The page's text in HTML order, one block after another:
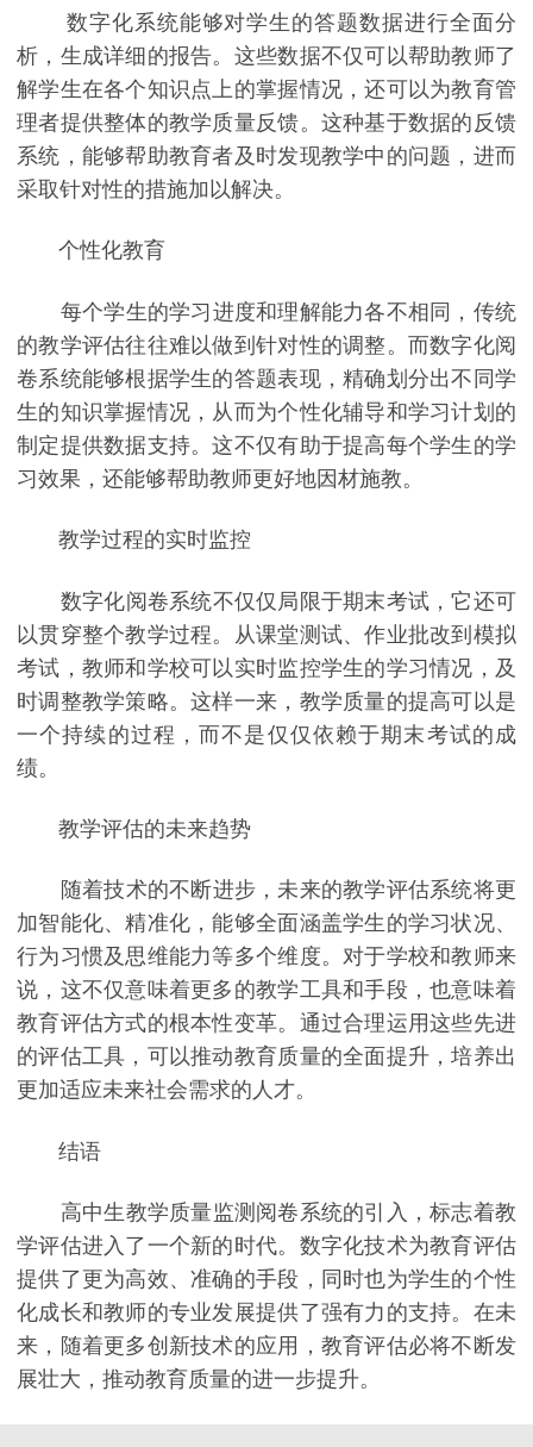
数字化系统能够对学生的答题数据进行全面分
析，生成详细的报告。这些数据不仅可以帮助教师了
解学生在各个知识点上的掌握情况，还可以为教育管
理者提供整体的教学质量反馈。这种基于数据的反馈
系统，能够帮助教育者及时发现教学中的问题，进而
采取针对性的措施加以解决。
个性化教育
每个学生的学习进度和理解能力各不相同，传统
的教学评估往往难以做到针对性的调整。而数字化阅
卷系统能够根据学生的答题表现，精确划分出不同学
生的知识掌握情况，从而为个性化辅导和学习计划的
制定提供数据支持。这不仅有助于提高每个学生的学
习效果，还能够帮助教师更好地因材施教。
教学过程的实时监控
数字化阅卷系统不仅仅局限于期末考试，它还可
以贯穿整个教学过程。从课堂测试、作业批改到模拟
考试，教师和学校可以实时监控学生的学习情况，及
时调整教学策略。这样一来，教学质量的提高可以是
一个持续的过程，而不是仅仅依赖于期末考试的成
绩。
教学评估的未来趋势
随着技术的不断进步，未来的教学评估系统将更
加智能化、精准化，能够全面涵盖学生的学习状况、
行为习惯及思维能力等多个维度。对于学校和教师来
说，这不仅意味着更多的教学工具和手段，也意味着
教育评估方式的根本性变革。通过合理运用这些先进
的评估工具，可以推动教育质量的全面提升，培养出
更加适应未来社会需求的人才。
结语
高中生教学质量监测阅卷系统的引入，标志着教
学评估进入了一个新的时代。数字化技术为教育评估
提供了更为高效、准确的手段，同时也为学生的个性
化成长和教师的专业发展提供了强有力的支持。在未
来，随着更多创新技术的应用，教育评估必将不断发
展壮大，推动教育质量的进一步提升。